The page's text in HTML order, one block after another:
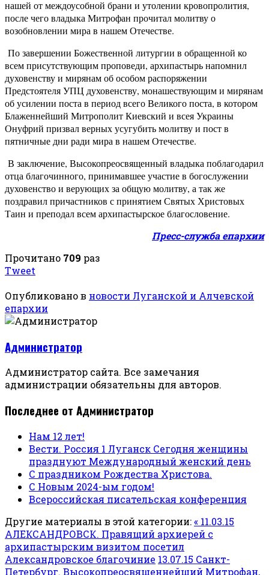
нашей от междоусобной брани и утолении кровопролития,
после чего владыка Митрофан прочитал молитву о
возобновлении мира в нашем Отечестве.
По завершении Божественной литургии в обращенной ко
всем присутствующим проповеди, архипастырь напомнил
духовенству и мирянам об особом распоряжении
Предстоятеля УПЦ духовенству, монашествующим и мирянам
об усилении поста в период всего Великого поста, в котором
Блаженнейший Митрополит Киевский и всея Украины
Онуфрий призвал верных усугубить молитву и пост в
пятничные дни ради мира в нашем Отечестве.
В заключение, Высокопреосвященный владыка поблагодарил
отца благочинного, принимавшее участие в богослужении
духовенство и верующих за общую молитву, а так же
поздравил причастников с принятием Святых Христовых
Таин и преподал всем архипастырское благословение.
Пресс-служба епархии
Прочитано 709 раз
Tweet
Опубликовано в новости Луганской и Алчевской
епархии
Администратор
Администратор сайта. Все замечания
администрации обязательны для авторов.
Последнее от Администратор
Нам 12 лет!
Вести. Россия 1 Луганск Сегодня женщины
празднуют Международный женский день
С праздником Рождества Христова.
С Новым 2024-ым годом!
Всероссийская писательская конференция
Другие материалы в этой категории:« 11.03.15
АЛЕКСАНДРОВСК. Правящий архиерей с
архипастырским визитом посетил
Александровское благочиние 13.07.15 Санкт-
Петербург. Высокопреосвященнейший Митрофан,